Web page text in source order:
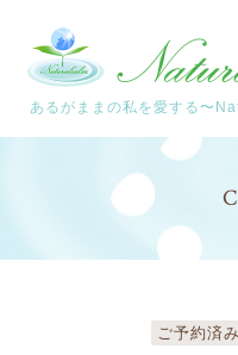
あるがままの私を愛する〜
ご予約済み